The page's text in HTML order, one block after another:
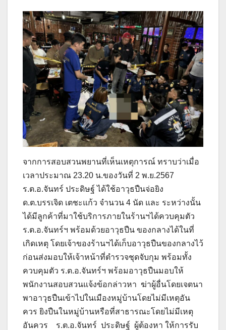
จากการสอบสวนพยานที่เห็นเหตุการณ์ ทราบว่าเมื่อ
เวลาประมาณ 23.20 น.ของวันที่ 2 พ.ย.2567
ร.ต.อ.จันทร์ ประดิษฐ์ ได้ใช้อาวุธปืนจ่อยิง
ด.ต.บรรเจิด เตชะแก้ว จำนวน 4 นัด และ ระหว่างนั้น
ได้มีลูกค้าที่มาใช้บริการภายในร้านฯได้ควบคุมตัว
ร.ต.อ.จันทร์ฯ พร้อมด้วยอาวุธปืน ของกลางได้ในที่
เกิดเหตุ โดยเจ้าของร้านฯได้เก็บอาวุธปืนของกลางไว้
ก่อนส่งมอบให้เจ้าหน้าที่ตำรวจชุดจับกุม พร้อมทั้ง
ควบคุมตัว ร.ต.อ.จันทร์ฯ พร้อมอาวุธปืนมอบให้
พนักงานสอบสวนแจ้งข้อกล่าวหา ฆ่าผู้อื่นโดยเจตนา
พาอาวุธปืนเข้าไปในเมืองหมู่บ้านโดยไม่มีเหตุอัน
ควร ยิงปืนในหมู่บ้านหรือที่สาธารณะโดยไม่มีเหตุ
อันควร ร.ต.อ.จันทร์ ประดิษฐ์ ผู้ต้องหา ให้การรับ